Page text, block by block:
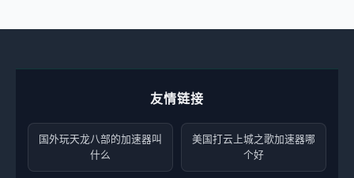
友情链接
国外玩天龙八部的加速器叫
什么
美国打云上城之歌加速器哪
个好